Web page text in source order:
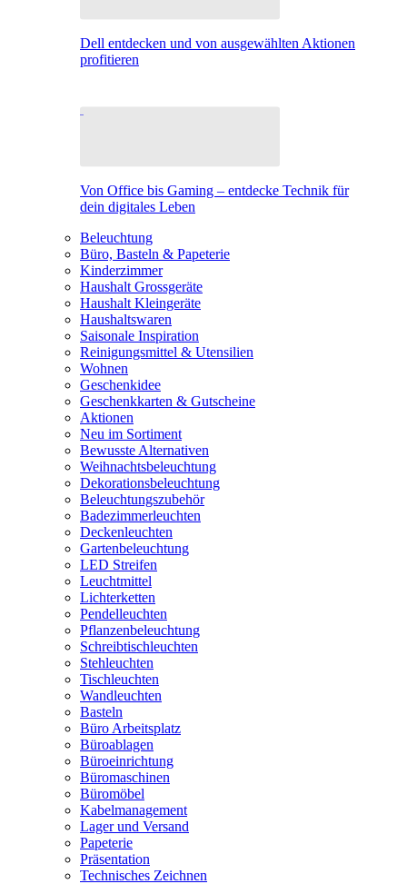
Dell entdecken und von ausgewählten Aktionen
profitieren
Von Office bis Gaming – entdecke Technik für
dein digitales Leben
Beleuchtung
Büro, Basteln & Papeterie
Kinderzimmer
Haushalt Grossgeräte
Haushalt Kleingeräte
Haushaltswaren
Saisonale Inspiration
Reinigungsmittel & Utensilien
Wohnen
Geschenkidee
Geschenkkarten & Gutscheine
Aktionen
Neu im Sortiment
Bewusste Alternativen
Weihnachtsbeleuchtung
Dekorationsbeleuchtung
Beleuchtungszubehör
Badezimmerleuchten
Deckenleuchten
Gartenbeleuchtung
LED Streifen
Leuchtmittel
Lichterketten
Pendelleuchten
Pflanzenbeleuchtung
Schreibtischleuchten
Stehleuchten
Tischleuchten
Wandleuchten
Basteln
Büro Arbeitsplatz
Büroablagen
Büroeinrichtung
Büromaschinen
Büromöbel
Kabelmanagement
Lager und Versand
Papeterie
Präsentation
Technisches Zeichnen